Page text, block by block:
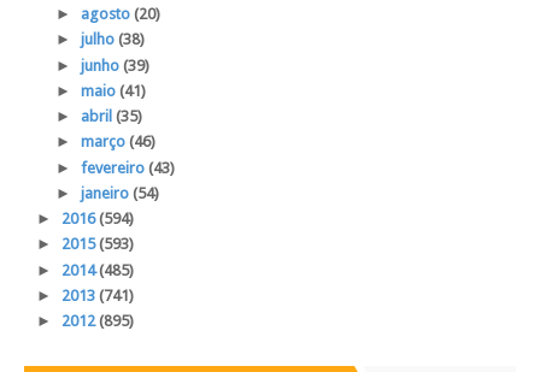
► agosto (20)
► julho (38)
► junho (39)
► maio (41)
► abril (35)
► março (46)
► fevereiro (43)
► janeiro (54)
► 2016(594)
► 2015(593)
► 2014(485)
► 2013 (741)
► 2012(895)